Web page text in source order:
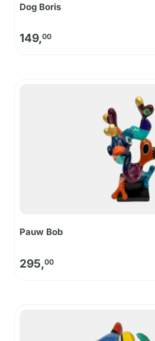
Dog Boris
149,00
Pauw Bob
295,00